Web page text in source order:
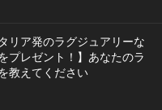
リア発のラグジュアリーな
プレゼント！】あなたのラ
教えてください